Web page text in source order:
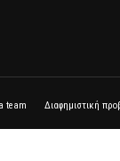
team Διαφημιστική